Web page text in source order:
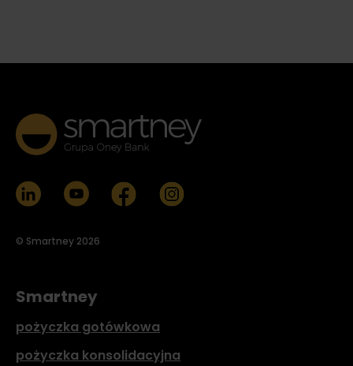
© Smartney 2026
Smartney
pożyczka gotówkowa
pożyczka konsolidacyjna